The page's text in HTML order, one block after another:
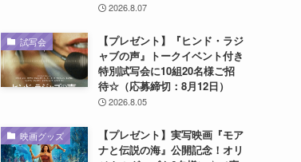
2026.8.07
試写会
【プレゼント】『ヒンド・ラジ
ャブの声』トークイベント付き
特別試写会に10組20名様ご招
待☆（応募締切：8月12日）
2026.8.05
映画グッズ
【プレゼント】実写映画『モア
ナと伝説の海』公開記念！オリ